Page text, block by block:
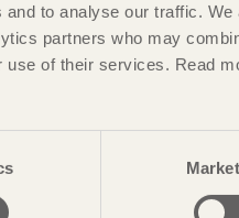
to analyse our traffic. We
partners who may
use of their services. Read
har
varit